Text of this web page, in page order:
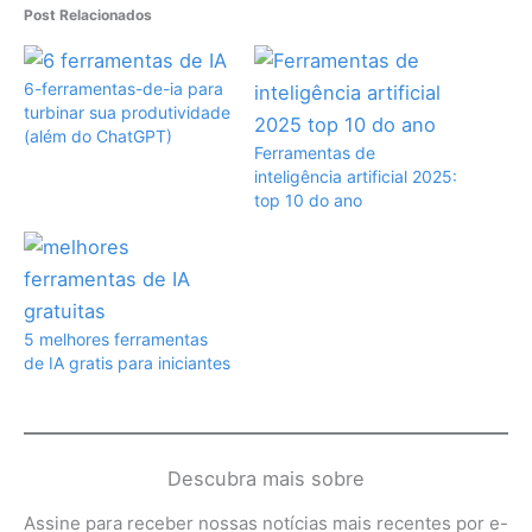
Post Relacionados
6-ferramentas-de-ia para
turbinar sua produtividade
(além do ChatGPT)
Ferramentas de
inteligência artificial 2025:
top 10 do ano
5 melhores ferramentas
de IA gratis para iniciantes
Descubra mais sobre
Assine para receber nossas notícias mais recentes por e-